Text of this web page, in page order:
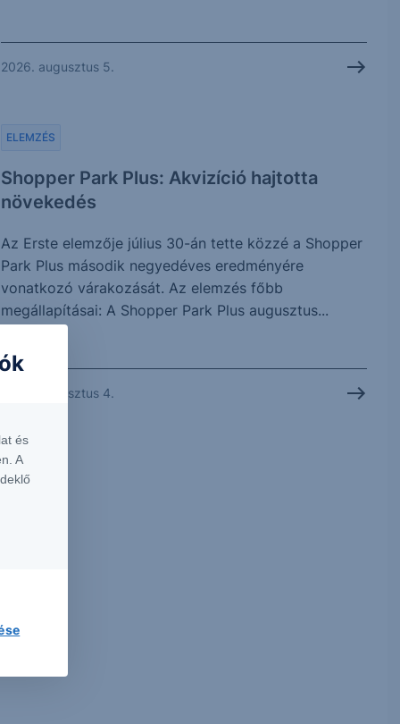
2026. augusztus 5.
Shopper Park Plus: Akvizíció hajtotta
növekedés
ELEMZÉS
Az Erste elemzője július 30-án tette közzé a Shopper
Park Plus második negyedéves eredményére
vonatkozó várakozását. Az elemzés főbb
megállapításai: A Shopper Park Plus augusztus...
2026. augusztus 4.
és
A